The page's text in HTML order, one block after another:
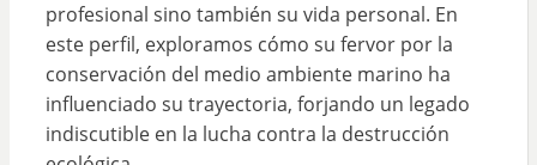
profesional sino también su vida personal. En
este perfil, exploramos cómo su fervor por la
conservación del medio ambiente marino ha
influenciado su trayectoria, forjando un legado
indiscutible en la lucha contra la destrucción